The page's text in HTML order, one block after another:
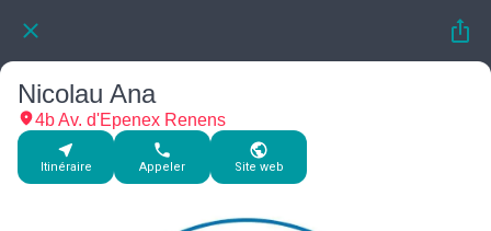
Nicolau Ana
4b Av. d'Epenex Renens
Itinéraire Appeler Site web